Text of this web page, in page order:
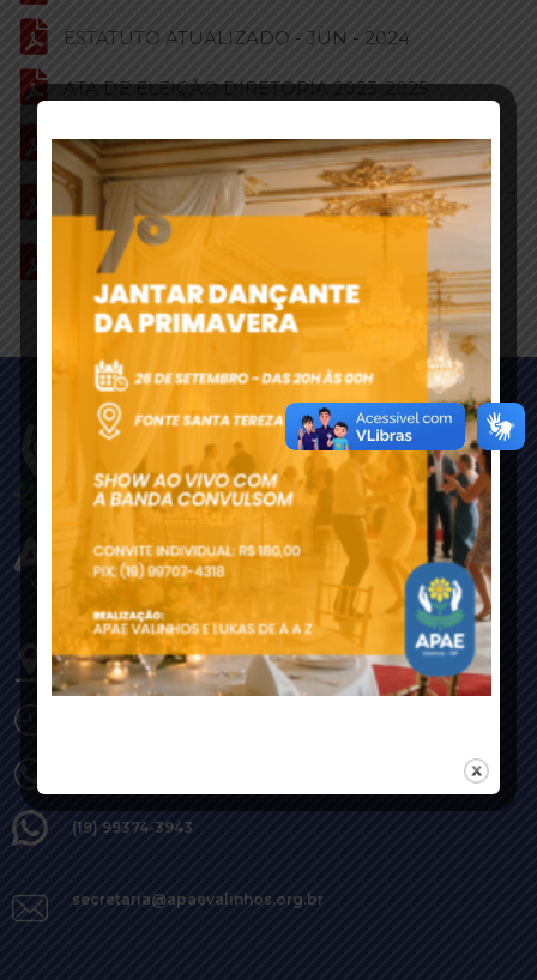
ESTATUTO ATUALIZADO - JUN - 2024
ATA DE ELEIÇÃO DIRETORIA 2023-2025
09/MAIO/2023
EDITAL ASSEMBLEIA GERAL EXTRAORDINÁRIA –
ALTERAÇÃO ESTATUTO – 28/MAIO/2024
EDITAL ASSEMBLEIA GERAL ORDINÁRIA –
PRESTAÇÃO DE CONTAS 2023 – 28/MAIO/2024
Rua Fioravante Agnello 1669,
Jardim Maria Ilydia
Valinhos-SP - CEP: 13272-006
(19) 99374-3943
secretaria@apaevalinhos.org.br